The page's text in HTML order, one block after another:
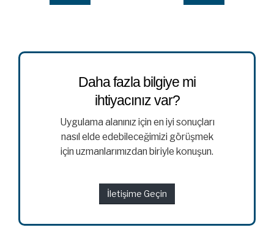
Daha fazla bilgiye mi
ihtiyacınız var?
Uygulama alanınız için en iyi sonuçları
nasıl elde edebileceğimizi görüşmek
için uzmanlarımızdan biriyle konuşun.
İletişime Geçin